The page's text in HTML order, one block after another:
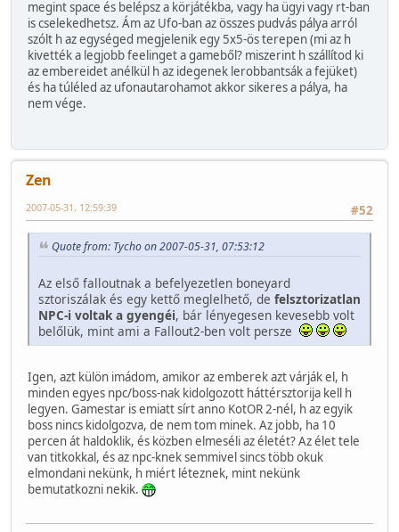
megint space és belépsz a körjátékba, vagy ha ügyi vagy rt-ban
is cselekedhetsz. Ám az Ufo-ban az összes pudvás pálya arról
szólt h az egységed megjelenik egy 5x5-ös terepen (mi az h
kivették a legjobb feelinget a gameből? miszerint h szállítod ki
az embereidet anélkül h az idegenek lerobbantsák a fejüket)
és ha túléled az ufonautarohamot akkor sikeres a pálya, ha
nem vége.
Zen
#52
2007-05-31, 12:59:39
Quote from: Tycho on 2007-05-31, 07:53:12
Az első falloutnak a befelyezetlen boneyard
sztoriszálak és egy kettő meglelhető, de felsztorizatlan
NPC-i voltak a gyengéi, bár lényegesen kevesebb volt
belőlük, mint ami a Fallout2-ben volt persze
Igen, azt külön imádom, amikor az emberek azt várják el, h
minden egyes npc/boss-nak kidolgozott háttérsztorija kell h
legyen. Gamestar is emiatt sírt anno KotOR 2-nél, h az egyik
boss nincs kidolgozva, de nem tom minek. Az jobb, ha 10
percen át haldoklik, és közben elmeséli az életét? Az élet tele
van titkokkal, és az npc-knek semmivel sincs több okuk
elmondani nekünk, h miért léteznek, mint nekünk
bemutatkozni nekik.